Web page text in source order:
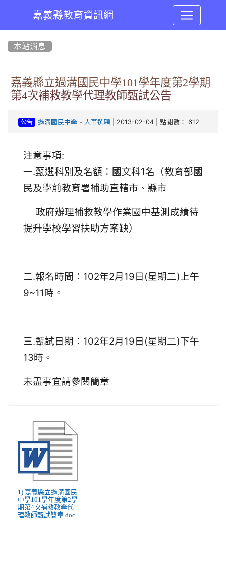
嘉義縣教育資訊網
本站消息
嘉義縣立過溝國民中學101學年度第2學期
第4次補救教學代理教師甄試公告
公告 過溝國民中學- 人事選聘| 2013-02-04 | 點閱數： 612
注意事項:
一.甄選科別及名額：國文科1名（教育部國
民及學前教育署補助直轄市、縣市
政府辦理補救教學作業國中基測成績待
提升學校學習扶助方案缺）
二.報名時間： 102年2月19日(星期二)上午
9~11時。
三.甄試日期： 102年2月19日 (星期二)下午
13時。
未盡事宜請參閱簡章
1) 嘉義縣立過溝國民
中學101學年度第2學
期第4次補救教學代
理教師甄試簡章.doc